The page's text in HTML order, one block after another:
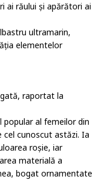
ai răului și apărători ai
ultramarin,
elementelor
raportat la
popular al femeilor din
cel cunoscut astăzi. Ia
roșie, iar
materială a
bogat ornamentate